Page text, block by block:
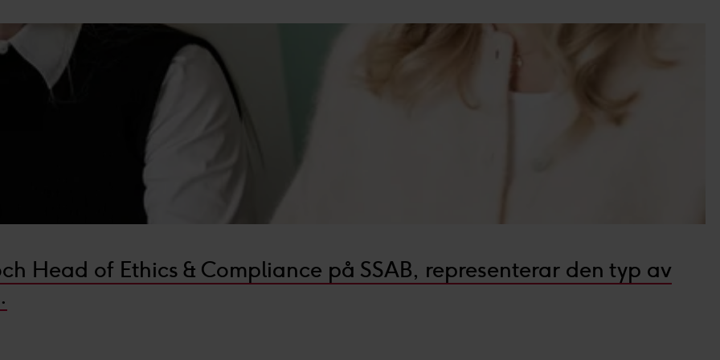
Head of Ethics & Compliance på SSAB, representerar den typ av